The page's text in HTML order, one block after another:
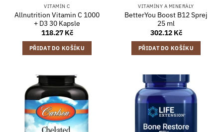
VITAMÍN C
Allnutrition Vitamin C 1000
+ D3 30 Kapsle
118.27 Kč
PŘIDAT DO KOŠÍKU
VITAMÍNY A MINERÁLY
BetterYou Boost B12 Sprej
25 ml
302.12 Kč
PŘIDAT DO KOŠÍKU